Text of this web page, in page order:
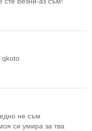
qkoto
не съм
си умира за тва